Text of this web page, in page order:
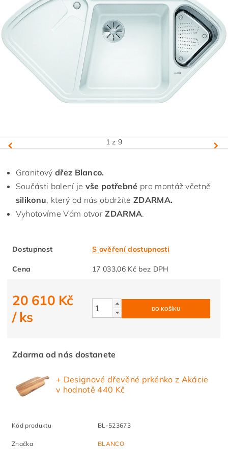
1 z 9
Granitový dřez Blanco.
Součásti balení je vše potřebné pro montáž včetně
silikonu, který od nás obdržíte ZDARMA.
Vyhotovíme Vám otvorZDARMA.
Dostupnost S ověření dostupnosti
Cena 17 033,06 Kč bez DPH
20 610 Kč
/ ks
Zdarma od nás dostanete
+ Designové dřevěné prkénko z Akácie
v hodnotě 440 Kč
Kód produktu BL-523673
Značka BLANCO